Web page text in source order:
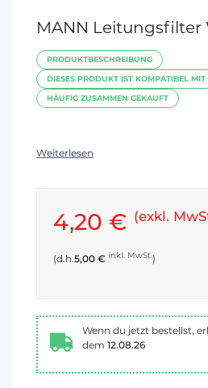
MANN Leitungsfilter
PRODUKTBESCHREIBUNG
DIESES PRODUKT IST KOMPATIBEL MIT
HÄUFIG ZUSAMMEN GEKAUFT
Weiterlesen
4,20 € (exkl.
(d.h.5,00 € inkl. MwSt.)
Wenn du jetzt bestellst,
dem 12.08.26